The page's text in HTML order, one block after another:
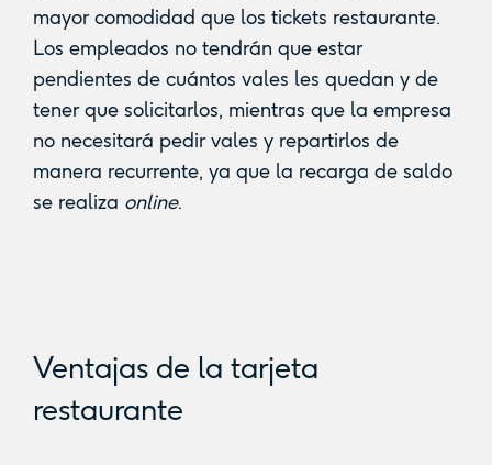
mayor comodidad que los tickets restaurante.
Los empleados no tendrán que estar
pendientes de cuántos vales les quedan y de
tener que solicitarlos, mientras que la empresa
no necesitará pedir vales y repartirlos de
manera recurrente, ya que la recarga de saldo
se realiza online.
Ventajas de la tarjeta
restaurante